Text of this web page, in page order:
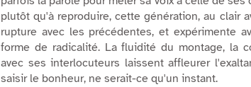
plutôt qu'à reproduire, cette génération, au clair
rupture avec les précédentes, et expérimente
forme de radicalité. La fluidité du montage, la
avec ses interlocuteurs laissent affleurer
saisir le bonheur, ne serait-ce qu'un instant.